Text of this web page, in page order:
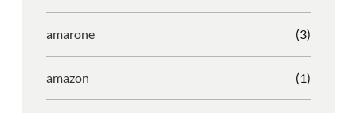
amarone (3)
amazon (1)